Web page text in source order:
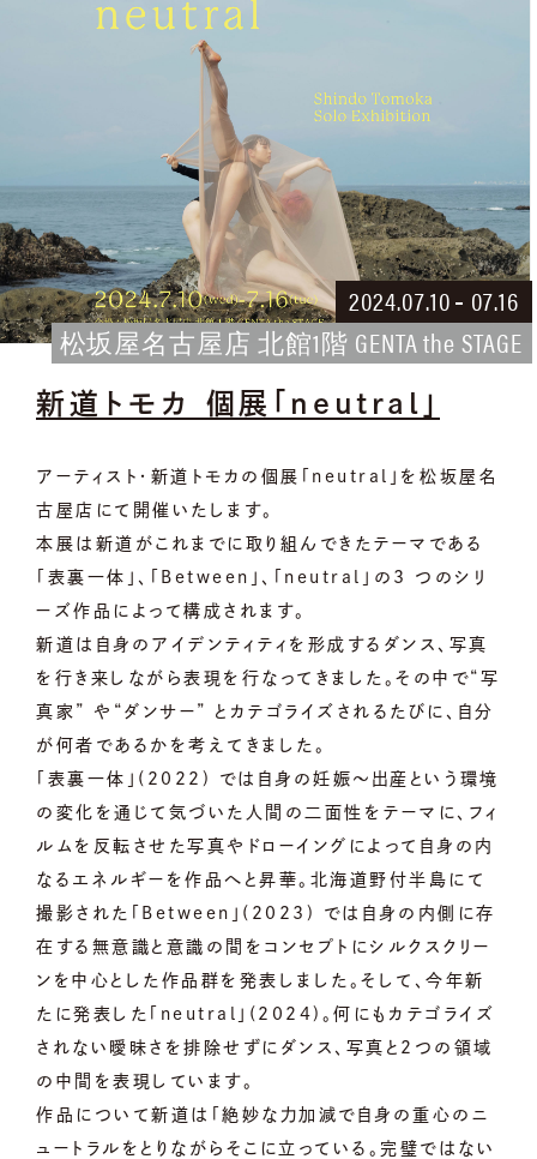
2024.07.10 07.16
松坂屋名古屋店 北館1階 GENTA the STAGE
新道トモカ 個展「neutral」
アーティスト・新道トモカの個展「neutral」を松坂屋名
古屋店にて開催いたします。
本展は新道がこれまでに取り組んできたテーマである
「表裏一体」、「Between」、「neutral」の3 つのシリ
ーズ作品によって構成されます。
新道は自身のアイデンティティを形成するダンス、写真
を行き来しながら表現を行なってきました。その中で“写
真家” や“ダンサー” とカテゴライズされるたびに、自分
が何者であるかを考えてきました。
「表裏一体」(2022) では自身の妊娠～出産という環境
の変化を通じて気づいた人間の二面性をテーマに、フィ
ルムを反転させた写真やドローイングによって自身の内
なるエネルギーを作品へと昇華。北海道野付半島にて
撮影された「Between」(2023) では自身の内側に存
在する無意識と意識の間をコンセプトにシルクスクリー
ンを中心とした作品群を発表しました。そして、今年新
たに発表した「neutral」(2024)。何にもカテゴライズ
されない曖昧さを排除せずにダンス、写真と2つの領域
の中間を表現しています。
作品について新道は「絶妙な力加減で自身の重心のニ
ュートラルをとりながらそこに立っている。完璧ではない